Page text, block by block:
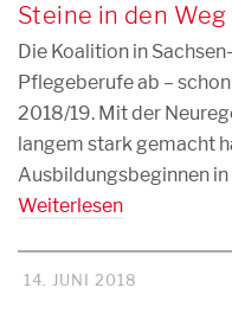
Steine in den
Die Koalition in
Pflegeberufe ab –
2018/19. Mit der
langem stark gemacht
Ausbildungsbeginnen
Weiterlesen
14. JUNI 2018